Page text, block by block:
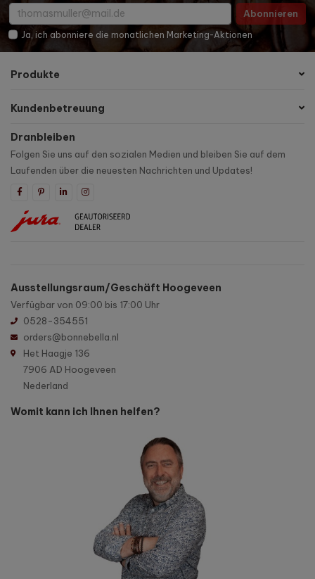
Abonnieren
Ja, ich abonniere die monatlichen Marketing-Aktionen
Produkte
Kundenbetreuung
Dranbleiben
Folgen Sie uns auf den sozialen Medien und bleiben Sie auf dem
Laufenden über die neuesten Nachrichten und Updates!
Ausstellungsraum/Geschäft Hoogeveen
Verfügbar von 09:00 bis 17:00 Uhr
0528-354551
orders@bonnebella.nl
Het Haagje 136
7906 AD Hoogeveen
Nederland
Womit kann ich Ihnen helfen?